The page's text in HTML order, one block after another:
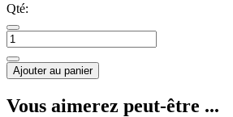
Qté:
Ajouter au panier
Vous aimerez peut-être ...